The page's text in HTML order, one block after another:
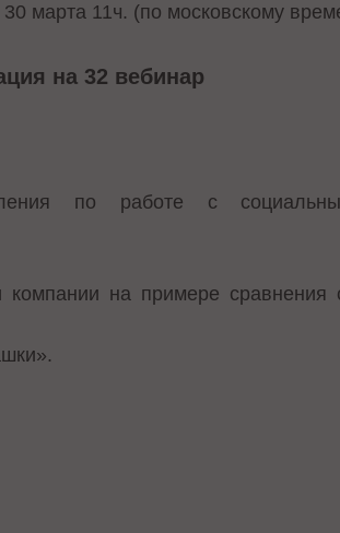
марта 11ч. (по московскому
на 32 вебинар
по работе с
на примере сравнения